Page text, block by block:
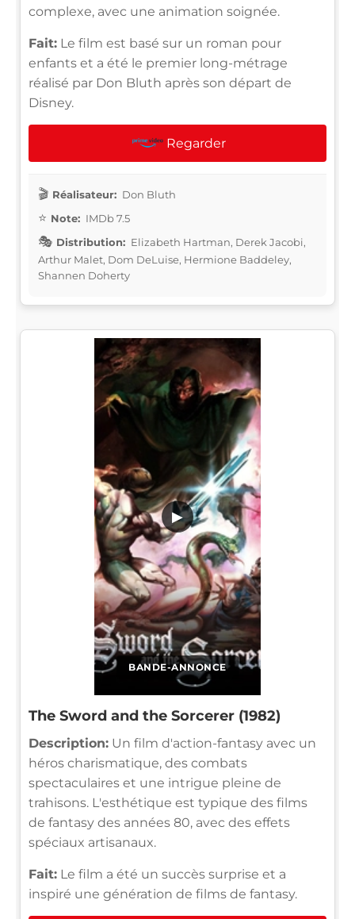
complexe, avec une animation soignée.
Fait: Le film est basé sur un roman pour
enfants et a été le premier long-métrage
réalisé par Don Bluth après son départ de
Disney.
Regarder
Réalisateur: Don Bluth
Note: IMDb 7.5
Distribution: Elizabeth Hartman, Derek Jacobi,
Arthur Malet, Dom DeLuise, Hermione Baddeley,
Shannen Doherty
BANDE-ANNONCE
▶
The Sword and the Sorcerer (1982)
Description: Un film d'action-fantasy avec un
héros charismatique, des combats
spectaculaires et une intrigue pleine de
trahisons. L'esthétique est typique des films
de fantasy des années 80, avec des effets
spéciaux artisanaux.
Fait: Le film a été un succès surprise et a
inspiré une génération de films de fantasy.